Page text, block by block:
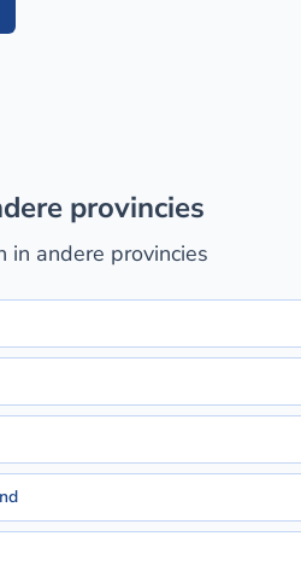
provincies
in andere provincies